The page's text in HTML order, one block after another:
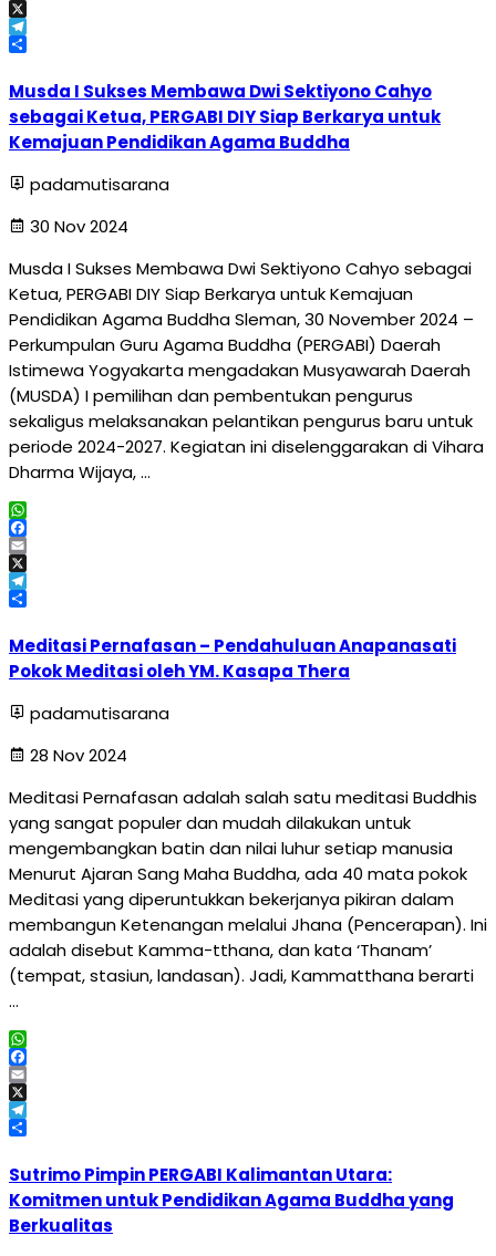
Email
X
Telegram
Musda I Sukses Membawa Dwi Sektiyono Cahyo
sebagai Ketua, PERGABI DIY Siap Berkarya untuk
Kemajuan Pendidikan Agama Buddha
padamutisarana
30 Nov 2024
Musda I Sukses Membawa Dwi Sektiyono Cahyo sebagai
Ketua, PERGABI DIY Siap Berkarya untuk Kemajuan
Pendidikan Agama Buddha Sleman, 30 November 2024 –
Perkumpulan Guru Agama Buddha (PERGABI) Daerah
Istimewa Yogyakarta mengadakan Musyawarah Daerah
(MUSDA) I pemilihan dan pembentukan pengurus
sekaligus melaksanakan pelantikan pengurus baru untuk
periode 2024-2027. Kegiatan ini diselenggarakan di Vihara
Dharma Wijaya, …
WhatsApp
Facebook
Email
X
Telegram
Meditasi Pernafasan – Pendahuluan Anapanasati
Pokok Meditasi oleh YM. Kasapa Thera
padamutisarana
28 Nov 2024
Meditasi Pernafasan adalah salah satu meditasi Buddhis
yang sangat populer dan mudah dilakukan untuk
mengembangkan batin dan nilai luhur setiap manusia
Menurut Ajaran Sang Maha Buddha, ada 40 mata pokok
Meditasi yang diperuntukkan bekerjanya pikiran dalam
membangun Ketenangan melalui Jhana (Pencerapan). Ini
adalah disebut Kamma-tthana, dan kata ‘Thanam’
(tempat, stasiun, landasan). Jadi, Kammatthana berarti
…
WhatsApp
Facebook
Email
X
Telegram
Sutrimo Pimpin PERGABI Kalimantan Utara:
Komitmen untuk Pendidikan Agama Buddha yang
Berkualitas